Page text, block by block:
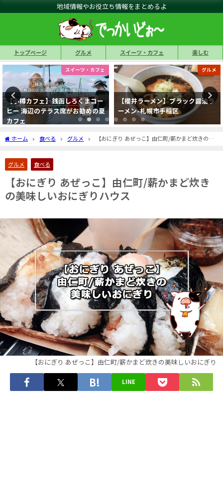
地域情報やお役立ち情報をまとめるよ
トップページ グルメ スイーツ・カフェ 楽しむ
グルメ
【櫻井ラーメン】ブラック醤油ラ
ーメン-札幌市手稲区
グルメ
ポポロ(POPOLO)手稲・星置でイ
タリアンランチ！子供連れやママ
友にも人気
ホーム 食べる グルメ
【おにぎり あぜっこ】由仁町/薪かまど炊きの美
グルメ 食べる
【おにぎり あぜっこ】由仁町/薪かまど炊き
の美味しいおにぎりハウス
【おにぎり あぜっこ】由仁町/薪かまど炊きの美味しいおにぎり
LINE